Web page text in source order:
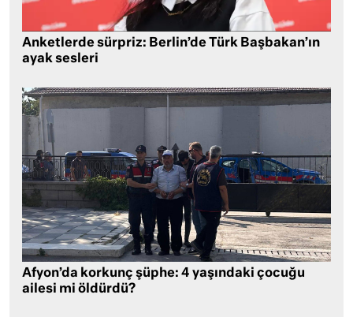
Anketlerde sürpriz: Berlin’de Türk Başbakan’ın
ayak sesleri
Afyon’da korkunç şüphe: 4 yaşındaki çocuğu
ailesi mi öldürdü?